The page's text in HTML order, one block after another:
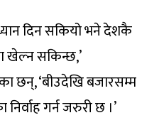
दिन सकियो भने देशकै
खेल्न सकिन्छ,’
छन्, ‘बीउदेखि बजारसम्म
गर्न जरुरी छ ।’